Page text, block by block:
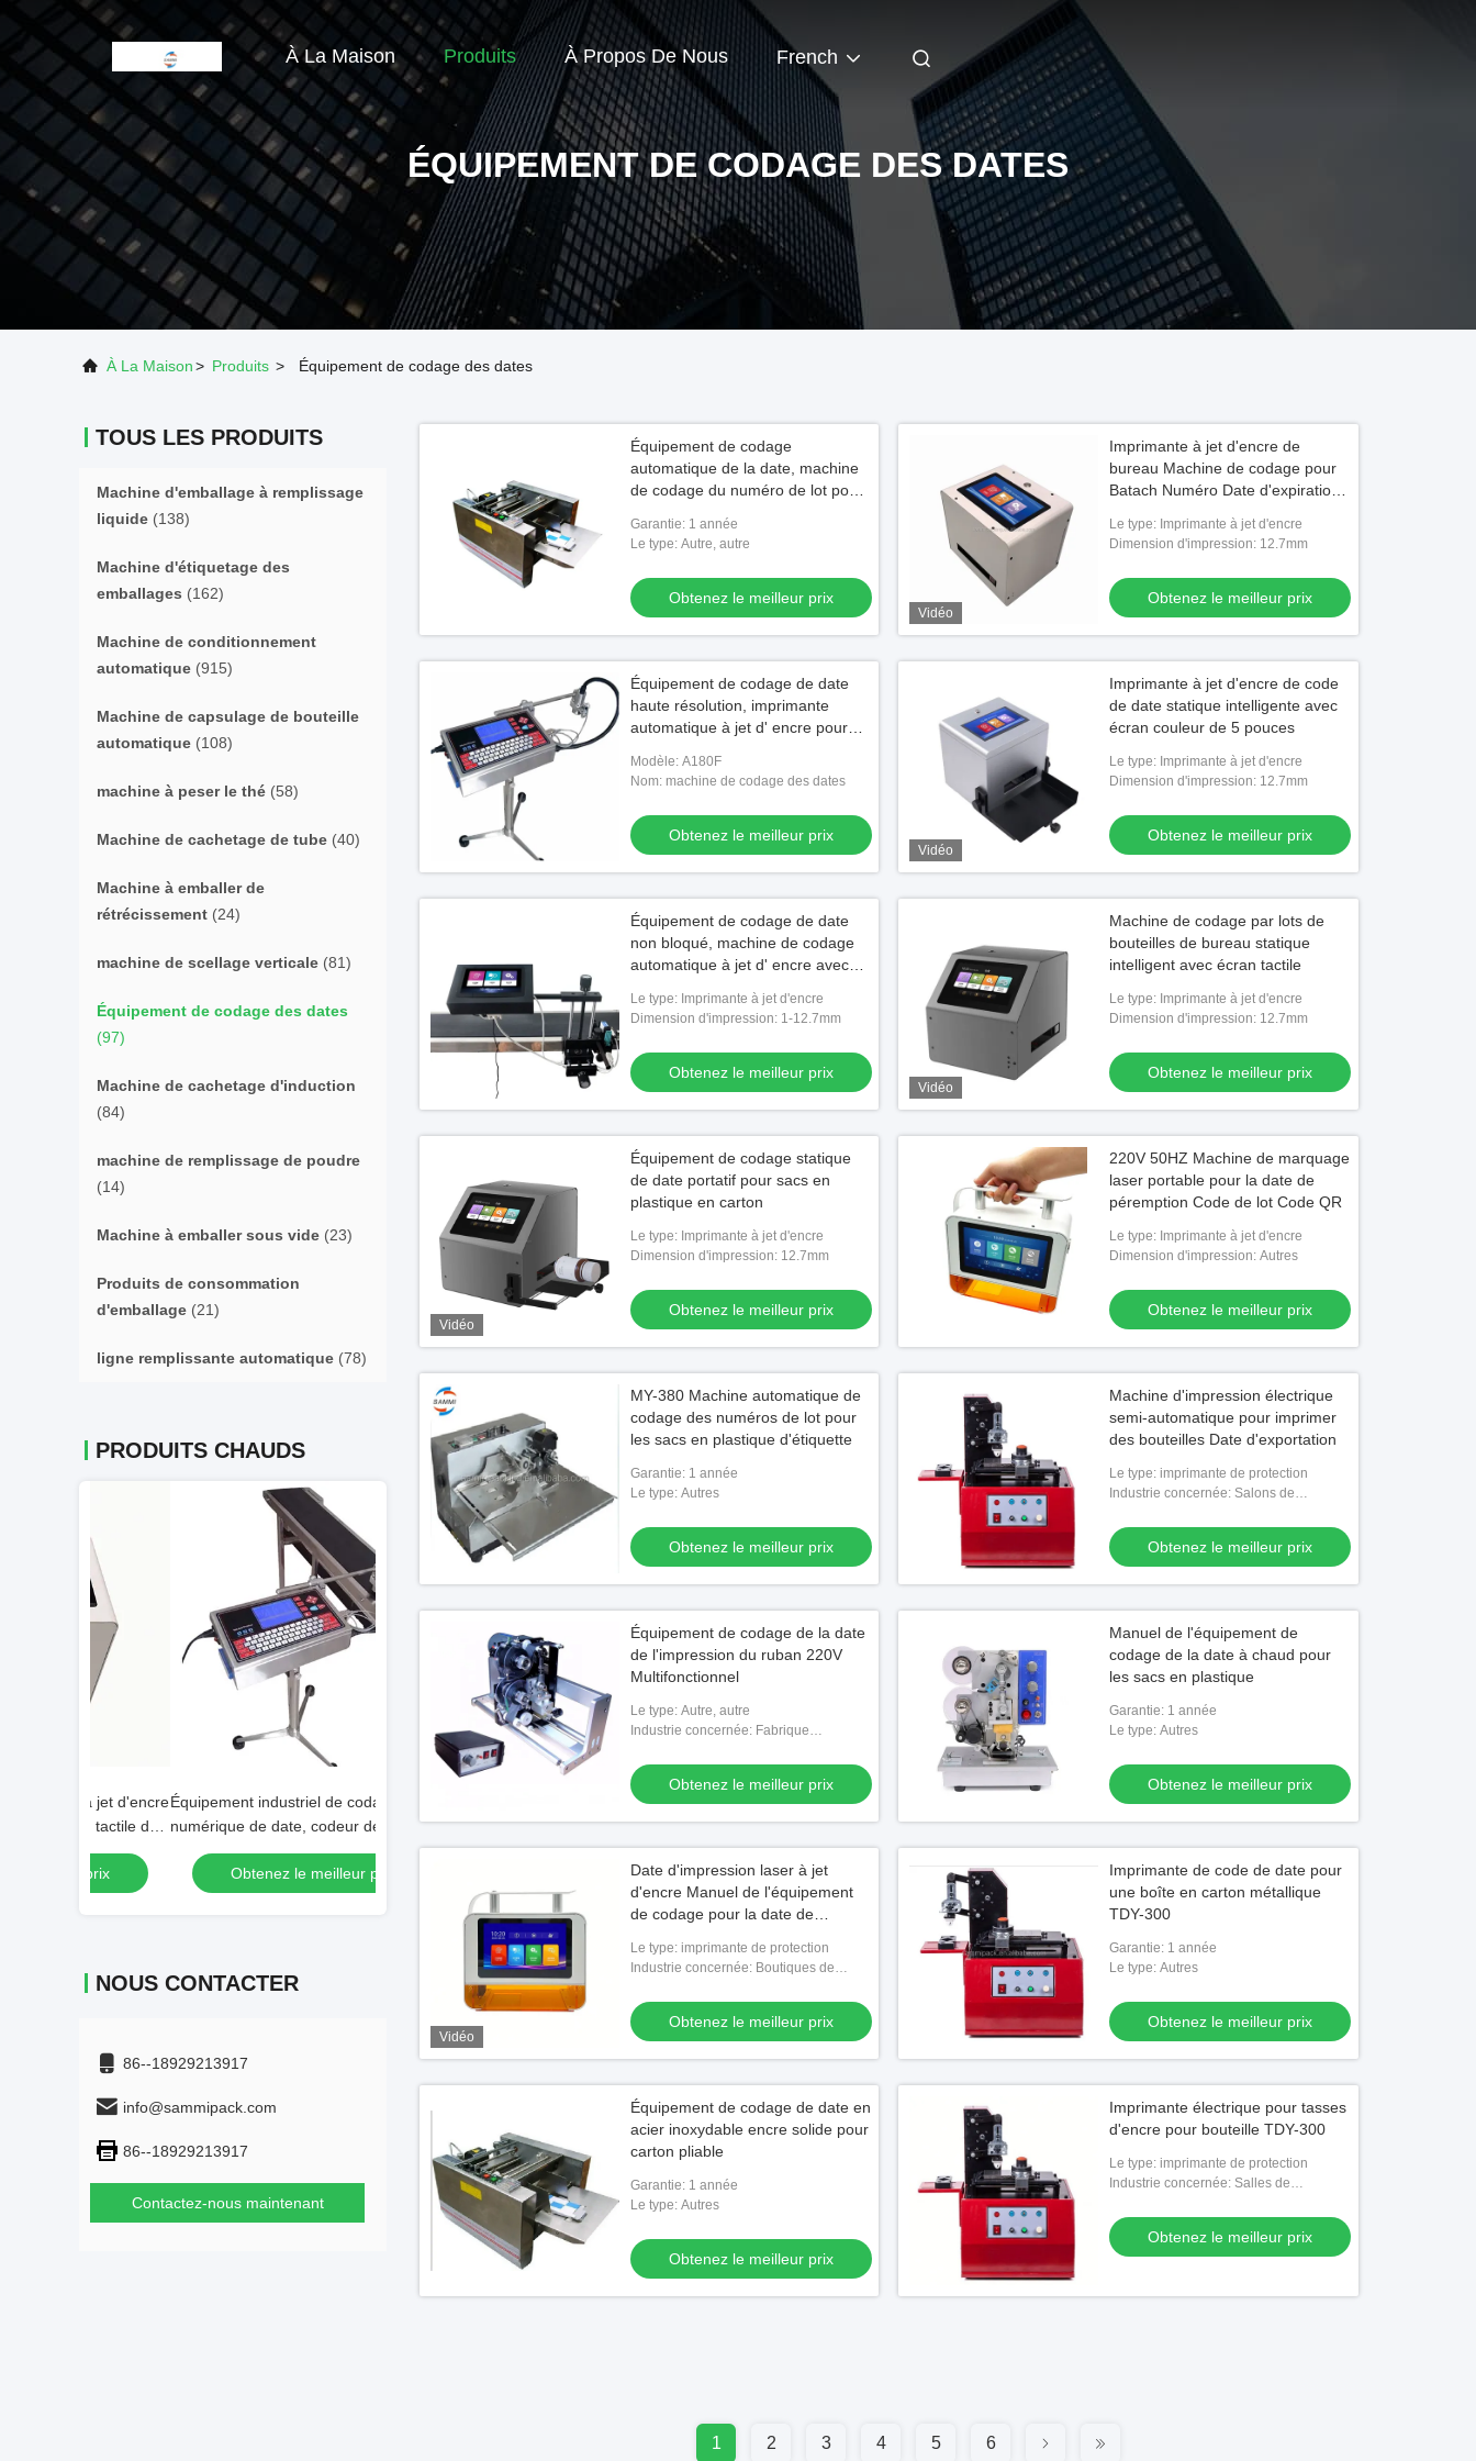
À La Maison Produits À Propos De Nous French
ÉQUIPEMENT DE CODAGE DES DATES
À La Maison> Produits > Équipement de codage des dates
TOUS LES PRODUITS
Machine d'emballage à remplissage
liquide (138)
Machine d'étiquetage des
emballages (162)
Machine de conditionnement
automatique (915)
Machine de capsulage de bouteille
automatique (108)
machine à peser le thé (58)
Machine de cachetage de tube (40)
Machine à emballer de
rétrécissement (24)
machine de scellage verticale (81)
Équipement de codage des dates
(97)
Machine de cachetage d'induction
(84)
machine de remplissage de poudre
(14)
Machine à emballer sous vide (23)
Produits de consommation
d'emballage (21)
ligne remplissante automatique (78)
PRODUITS CHAUDS
Équipement industriel de codage
numérique de date, codeur de date jet d'
encre pour code QR
Obtenez le meilleur prix
MY-380 machine de codage en rouleau
d'encre automatique pour imprimer des
étiquettes
Imprimante à jet d'encre intelligente
statique de 5 pouces
Obtenez le meilleur prix
NOUS CONTACTER
86--18929213917
info@sammipack.com
86--18929213917
Contactez-nous maintenant
Équipement de codage
automatique de la date, machine
de codage du numéro de lot pour
Garantie: 1 année
Le type: Autre, autre
Obtenez le meilleur prix
Vidéo
Imprimante à jet d'encre de
bureau Machine de codage pour
Batach Numéro Date d'expiration
Le type: Imprimante à jet d'encre
Dimension d'impression: 12.7mm
Obtenez le meilleur prix
Équipement de codage de date
haute résolution, imprimante
automatique à jet d' encre pour
Modèle: A180F
Nom: machine de codage des dates
Obtenez le meilleur prix
Vidéo
Imprimante à jet d'encre de code
de date statique intelligente avec
écran couleur de 5 pouces
Le type: Imprimante à jet d'encre
Dimension d'impression: 12.7mm
Obtenez le meilleur prix
Équipement de codage de date
non bloqué, machine de codage
automatique à jet d' encre avec
Le type: Imprimante à jet d'encre
Dimension d'impression: 1-12.7mm
Obtenez le meilleur prix
Vidéo
Machine de codage par lots de
bouteilles de bureau statique
intelligent avec écran tactile
Le type: Imprimante à jet d'encre
Dimension d'impression: 12.7mm
Obtenez le meilleur prix
Vidéo
Équipement de codage statique
de date portatif pour sacs en
plastique en carton
Le type: Imprimante à jet d'encre
Dimension d'impression: 12.7mm
Obtenez le meilleur prix
220V 50HZ Machine de marquage
laser portable pour la date de
péremption Code de lot Code QR
Le type: Imprimante à jet d'encre
Dimension d'impression: Autres
Obtenez le meilleur prix
MY-380 Machine automatique de
codage des numéros de lot pour
les sacs en plastique d'étiquette
Garantie: 1 année
Le type: Autres
Obtenez le meilleur prix
Machine d'impression électrique
semi-automatique pour imprimer
des bouteilles Date d'exportation
Le type: imprimante de protection
Industrie concernée: Salons de
Obtenez le meilleur prix
Équipement de codage de la date
de l'impression du ruban 220V
Multifonctionnel
Le type: Autre, autre
Industrie concernée: Fabrique
détail, magasins d'aliments et de
boissonsObtenez le meilleur prix
Manuel de l'équipement de
codage de la date à chaud pour
les sacs en plastique
Garantie: 1 année
Le type: Autres
Obtenez le meilleur prix
Vidéo
Date d'impression laser à jet
d'encre Manuel de l'équipement
de codage pour la date de
Le type: imprimante de protection
Industrie concernée: Boutiques de
fabrication, ateliers de réparation de
machines, uObtenez le meilleur prix
Imprimante de code de date pour
une boîte en carton métallique
TDY-300
Garantie: 1 année
Le type: Autres
Obtenez le meilleur prix
Équipement de codage de date en
acier inoxydable encre solide pour
carton pliable
Garantie: 1 année
Le type: Autres
Obtenez le meilleur prix
Imprimante électrique pour tasses
d'encre pour bouteille TDY-300
Le type: imprimante de protection
Industrie concernée: Salles de
d'aliments et de boissons
Obtenez le meilleur prix
1 2 3 4 5 6